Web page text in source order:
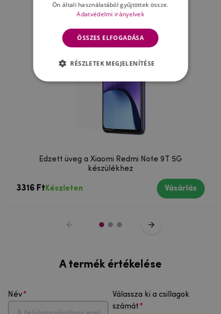
Edzett üveg a Xiaomi Redmi Note 9T 5G
készülékhez
3316 Ft Készleten Vásárlás
A termék értékelése
Név
Válassza ki a csillagok
számát
Ön általi használatából gyűjtöttek össze.
Adatvédelmi irányelvek
ÖSSZES ELFOGADÁSA
RÉSZLETEK MEGJELENÍTÉSE